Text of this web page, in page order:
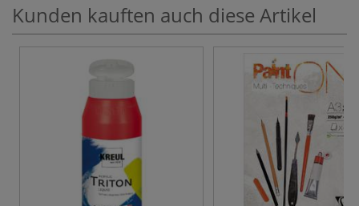
Kunden kauften auch diese Artikel